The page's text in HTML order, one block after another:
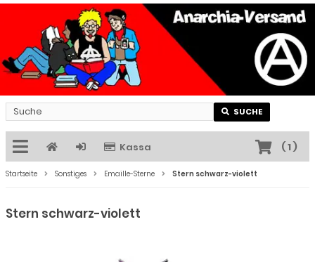
SUCHE
Kassa (1)
Startseite Sonstiges Emaille-Sterne Stern schwarz-violett
Stern schwarz-violett